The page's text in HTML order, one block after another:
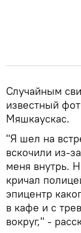
Случайным
известный
Мяшкаускас.
"Я шел на
вскочили из-
меня внутрь.
кричал
эпицентр
в кафе и с
вокруг," -